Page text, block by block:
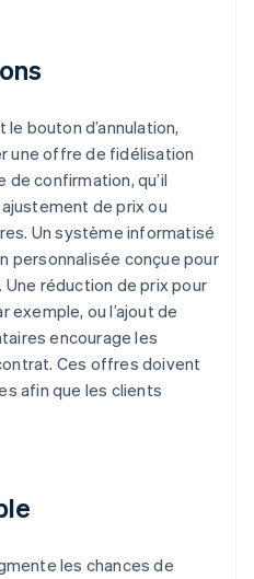
bouton d’annulation,
une offre de fidélisation
de confirmation, qu’il
ajustement de prix ou
Un système informatisé
personnalisée conçue pour
Une réduction de prix pour
exemple, ou l’ajout de
encourage les
Ces offres doivent
afin que les clients
les chances de